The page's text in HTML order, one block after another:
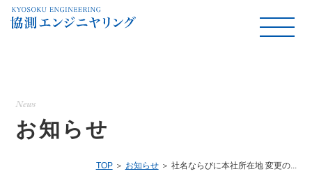
News
お知らせ
TOP お知らせ 社名ならびに本社所在地 変更の...